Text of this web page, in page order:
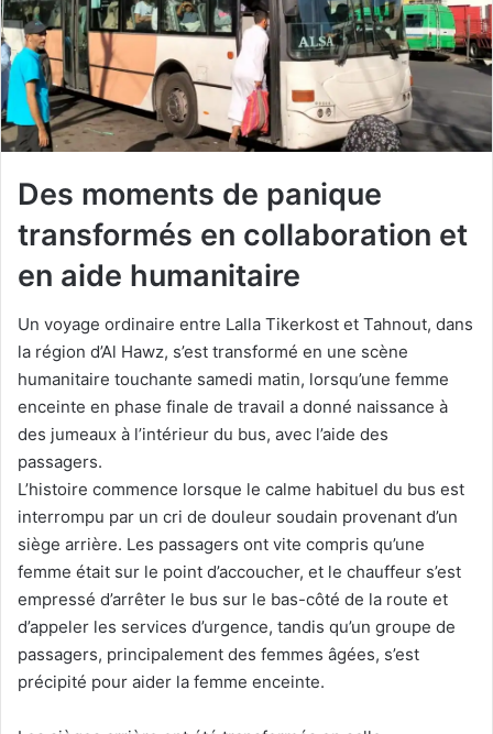
Des moments de panique
transformés en collaboration et
en aide humanitaire
Un voyage ordinaire entre Lalla Tikerkost et Tahnout, dans
la région d’Al Hawz, s’est transformé en une scène
humanitaire touchante samedi matin, lorsqu’une femme
enceinte en phase finale de travail a donné naissance à
des jumeaux à l’intérieur du bus, avec l’aide des
passagers.
L’histoire commence lorsque le calme habituel du bus est
interrompu par un cri de douleur soudain provenant d’un
siège arrière. Les passagers ont vite compris qu’une
femme était sur le point d’accoucher, et le chauffeur s’est
empressé d’arrêter le bus sur le bas-côté de la route et
d’appeler les services d’urgence, tandis qu’un groupe de
passagers, principalement des femmes âgées, s’est
précipité pour aider la femme enceinte.